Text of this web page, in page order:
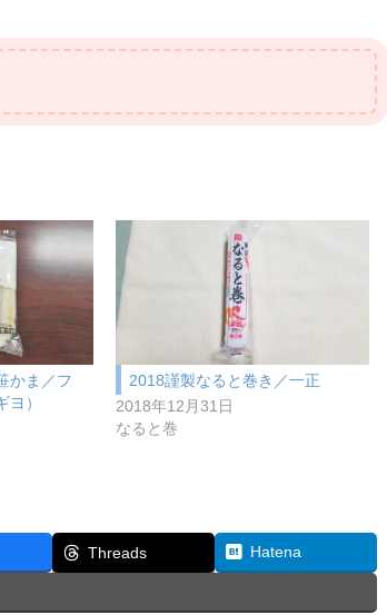
かま／フ
）
2018謹製なると巻き／一正
2018年12月31日
なると巻
Threads Hatena